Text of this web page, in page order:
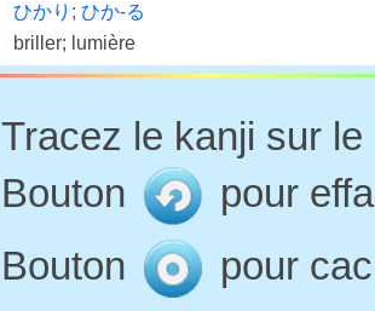
ひかり; ひか-る
briller; lumière
Tracez le kanji sur
Bouton
pour
Bouton
pour